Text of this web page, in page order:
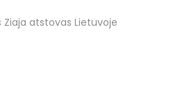
Ziaja atstovas Lietuvoje